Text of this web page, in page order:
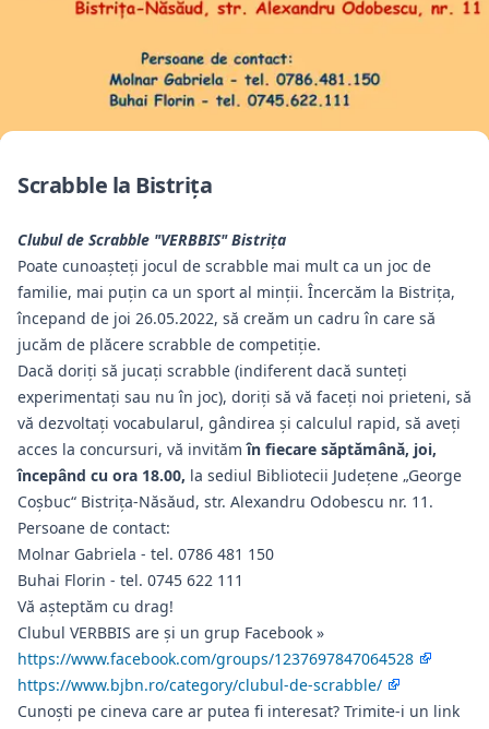
Scrabble la Bistriţa
Clubul de Scrabble "VERBBIS" Bistriţa
Poate cunoașteți jocul de scrabble mai mult ca un joc de
familie, mai puțin ca un sport al minții. Încercăm la Bistrița,
începand de joi 26.05.2022, să creăm un cadru în care să
jucăm de plăcere scrabble de competiție.
Dacă doriţi să jucaţi scrabble (indiferent dacă sunteţi
experimentaţi sau nu în joc), doriţi să vă faceţi noi prieteni, să
vă dezvoltaţi vocabularul, gândirea şi calculul rapid, să aveţi
acces la concursuri, vă invităm în fiecare săptămână, joi,
începând cu ora 18.00, la sediul Bibliotecii Judeţene „George
Coşbuc“ Bistriţa-Năsăud, str. Alexandru Odobescu nr. 11.
Persoane de contact:
Molnar Gabriela - tel. 0786 481 150
Buhai Florin - tel. 0745 622 111
Vă aşteptăm cu drag!
Clubul VERBBIS are și un grup Facebook »
https://www.facebook.com/groups/1237697847064528
https://www.bjbn.ro/category/clubul-de-scrabble/
Cunoști pe cineva care ar putea fi interesat? Trimite-i un link